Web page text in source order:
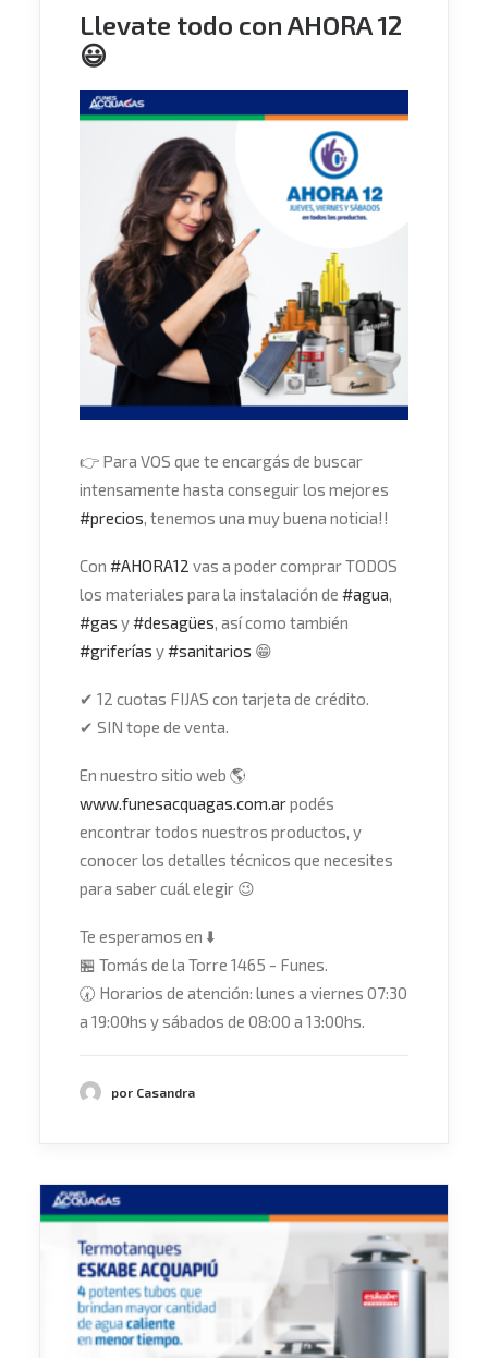
Llevate todo con AHORA 12
😃
👉 Para VOS que te encargás de buscar
intensamente hasta conseguir los mejores
#precios, tenemos una muy buena noticia!!
Con #AHORA12 vas a poder comprar TODOS
los materiales para la instalación de #agua,
#gas y#desagües, así como también
#griferías y#sanitarios 😁
✔ 12 cuotas FIJAS con tarjeta de crédito.
✔ SIN tope de venta.
En nuestro sitio web 🌎
www.funesacquagas.com.arpodés
encontrar todos nuestros productos, y
conocer los detalles técnicos que necesites
para saber cuál elegir 😉
Te esperamos en ⬇️
🏪 Tomás de la Torre 1465 - Funes.
🕢 Horarios de atención: lunes a viernes 07:30
a 19:00hs y sábados de 08:00 a 13:00hs.
por Casandra